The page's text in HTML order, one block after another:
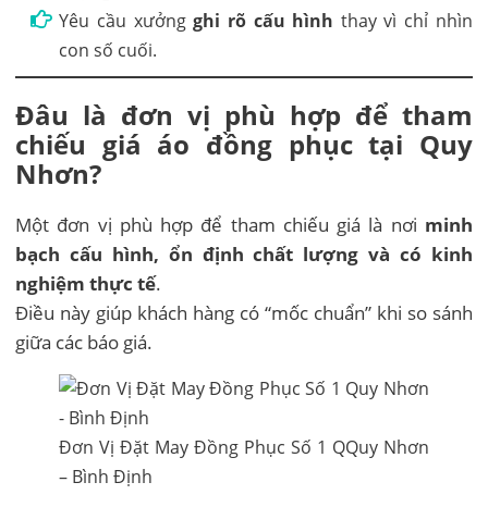
Yêu cầu xưởngghi rõ cấu hình thay vì chỉ nhìn
con số cuối.
Đâu là đơn vị phù hợp để tham
chiếu giá áo đồng phục tại Quy
Nhơn?
Một đơn vị phù hợp để tham chiếu giá là nơi minh
bạch cấu hình, ổn định chất lượng và có kinh
nghiệm thực tế.
Điều này giúp khách hàng có “mốc chuẩn” khi so sánh
giữa các báo giá.
Đơn Vị Đặt May Đồng Phục Số 1 QQuy Nhơn
– Bình Định